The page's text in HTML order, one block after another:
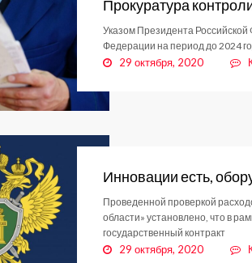
Прокуратура
Указом Президента
Федерации на период до 2024
29 октября, 2020
Инновации есть,
Проведенной проверкой
области» установлено, что в
государственный контракт
29 октября, 2020